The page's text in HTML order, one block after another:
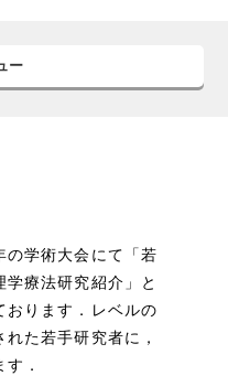
ー
の学術大会にて「若
療法研究紹介」と
おります．レベルの
た若手研究者に，
．